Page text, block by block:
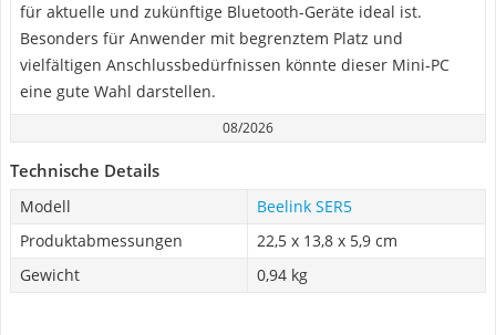
für aktuelle und zukünftige Bluetooth-Geräte ideal ist.
Besonders für Anwender mit begrenztem Platz und
vielfältigen Anschlussbedürfnissen könnte dieser Mini-PC
eine gute Wahl darstellen.
08/2026
Technische Details
Modell
Beelink SER5
Produktabmessungen
22,5 x 13,8 x 5,9 cm
Gewicht
0,94 kg